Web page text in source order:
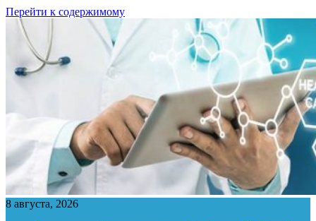
Перейти к содержимому
8 августа, 2026